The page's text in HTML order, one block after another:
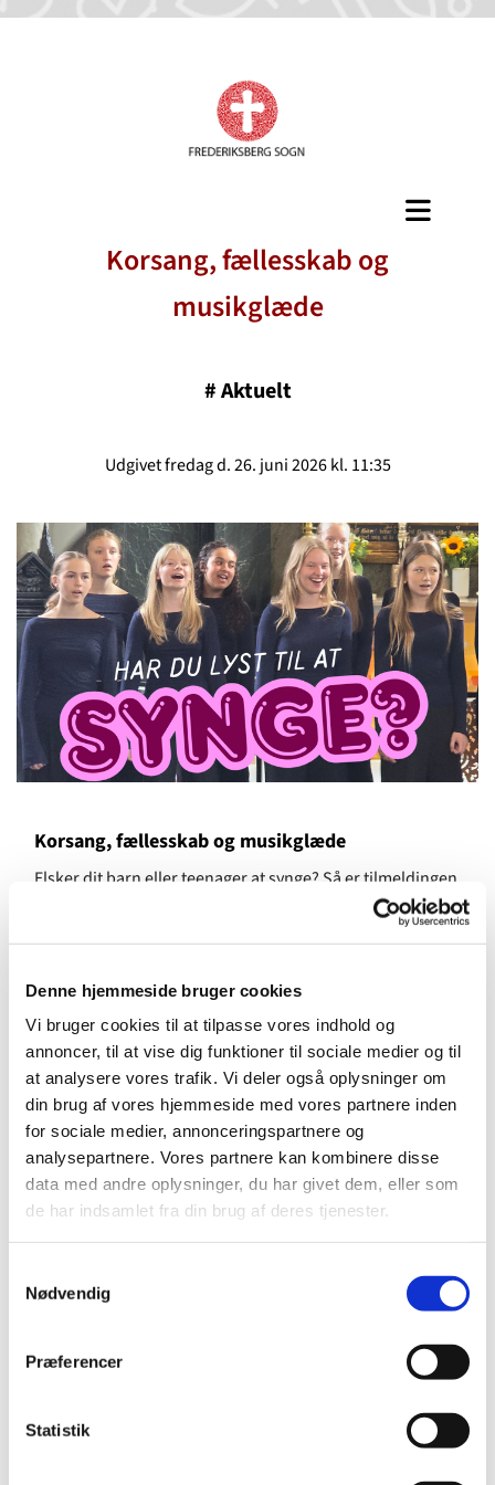
Denne hjemmeside bruger cookies
Vi bruger cookies til at tilpasse vores indhold og
annoncer, til at vise dig funktioner til sociale medier og til
at analysere vores trafik. Vi deler også oplysninger om
din brug af vores hjemmeside med vores partnere inden
for sociale medier, annonceringspartnere og
analysepartnere. Vores partnere kan kombinere disse
data med andre oplysninger, du har givet dem, eller som
de har indsamlet fra din brug af deres tjenester.
Nødvendig
Præferencer
Statistik
Korsang, fællesskab og
musikglæde
#Aktuelt
Udgivet fredag d. 26. juni 2026 kl. 11:35
Korsang, fællesskab og musikglæde
Elsker dit barn eller teenager at synge? Så er tilmeldingen
nu åben til Frederiksberg Sogns kor 2026/2027 hold.
"I koret lærer børnene ikke kun at synge – de finder også
det sjovt."Anna (korleder)
Børnekoret (3.-5. klasse)
Børnekoret er for børn, der elsker at synge og har lyst til
at udvikle deres stemme i et trygt fællesskab. Vi synger
både salmer, danske sange og musik fra mange
forskellige genrer, og børnene lærer gradvist om rytmer,
noder og sammenspil. Samtidig får de oplevelsen af at
være en del af et kor, der medvirker ved gudstjenester,
koncerter og særlige arrangementer.
Læs mere om Børnekoret og tilmeld dit barn her
Ungdomskoret henvender sig til unge, der har lyst til at
synge sammen med andre og udfordre sig selv musikalsk.
Repertoiret spænder fra pop og folkesange til klassiske